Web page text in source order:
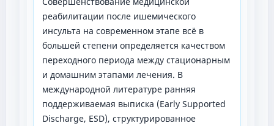
реабилитации после ишемического
инсульта на современном этапе всё в
большей степени определяется качеством
переходного периода между стационарным
и домашним этапами лечения. В
международной литературе ранняя
поддерживаемая выписка (Early Supported
Discharge, ESD), структурированное